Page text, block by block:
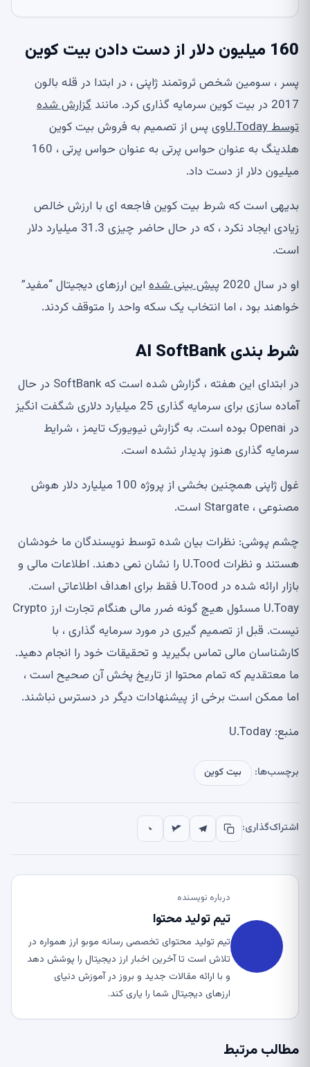
160 میلیون دلار از دست دادن بیت کوین
پسر ، سومین شخص ثروتمند ژاپنی ، در ابتدا در قله بالون
2017 در بیت کوین سرمایه گذاری کرد. مانند
گزارش شده
توسط U.Today
وی پس از تصمیم به فروش بیت کوین
هلدینگ به عنوان حواس پرتی به عنوان حواس پرتی ، 160
میلیون دلار از دست داد.
بدیهی است که شرط بیت کوین فاجعه ای با ارزش خالص
زیادی ایجاد نکرد ، که در حال حاضر چیزی 31.3 میلیارد دلار
است.
او در سال 2020
پیش بینی شده این ارزهای دیجیتال “مفید”
خواهند بود ، اما انتخاب یک سکه واحد را متوقف کردند.
شرط بندی AI SoftBank
در ابتدای این هفته ، گزارش شده است که SoftBank در حال
آماده سازی برای سرمایه گذاری 25 میلیارد دلاری شگفت انگیز
در Openai بوده است. به گزارش نیویورک تایمز ، شرایط
سرمایه گذاری هنوز پدیدار نشده است.
غول ژاپنی همچنین بخشی از پروژه 100 میلیارد دلار هوش
مصنوعی ، Stargate است.
چشم پوشی: نظرات بیان شده توسط نویسندگان ما خودشان
هستند و نظرات U.Tood را نشان نمی دهند. اطلاعات مالی و
بازار ارائه شده در U.Tood فقط برای اهداف اطلاعاتی است.
U.Toay مسئول هیچ گونه ضرر مالی هنگام تجارت ارز Crypto
نیست. قبل از تصمیم گیری در مورد سرمایه گذاری ، با
کارشناسان مالی تماس بگیرید و تحقیقات خود را انجام دهید.
ما معتقدیم که تمام محتوا از تاریخ پخش آن صحیح است ،
اما ممکن است برخی از پیشنهادات دیگر در دسترس نباشند.
منبع: U.Today
برچسب‌ها: بیت کوین
اشتراک‌گذاری:
درباره نویسنده
تیم تولید محتوا
تیم تولید محتوای تخصصی رسانه موبو ارز همواره در
تلاش است تا آخرین اخبار ارز دیجیتال را پوشش دهد
و با ارائه مقالات جدید و بروز در آموزش دنیای
ارزهای دیجیتال شما را یاری کند.
مطالب مرتبط